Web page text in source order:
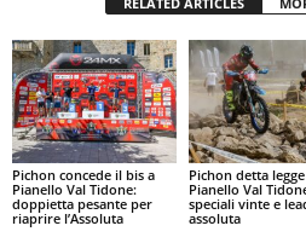
Pichon concede il bis a
Pianello Val Tidone:
doppietta pesante per
riaprire l’Assoluta
Pichon detta
Pianello Val
speciali vinte e
assoluta